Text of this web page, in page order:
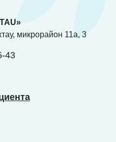
микрорайон 11а, 3
43